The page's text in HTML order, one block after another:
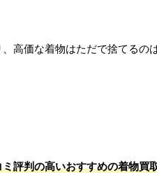
高価な着物はただで捨てるの
評判の高いおすすめの着物買